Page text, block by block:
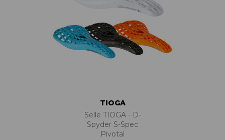
TIOGA
Selle TIOGA - D-
Spyder S-Spec
Pivotal